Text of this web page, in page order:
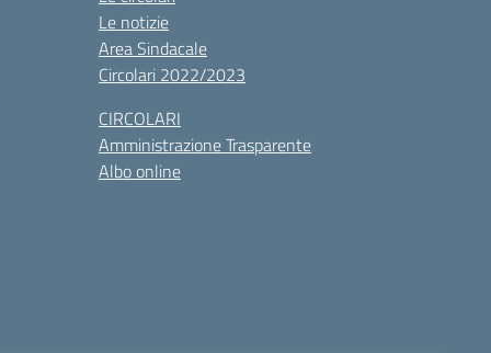
Le notizie
Area Sindacale
Circolari 2022/2023
CIRCOLARI
Amministrazione Trasparente
Albo online